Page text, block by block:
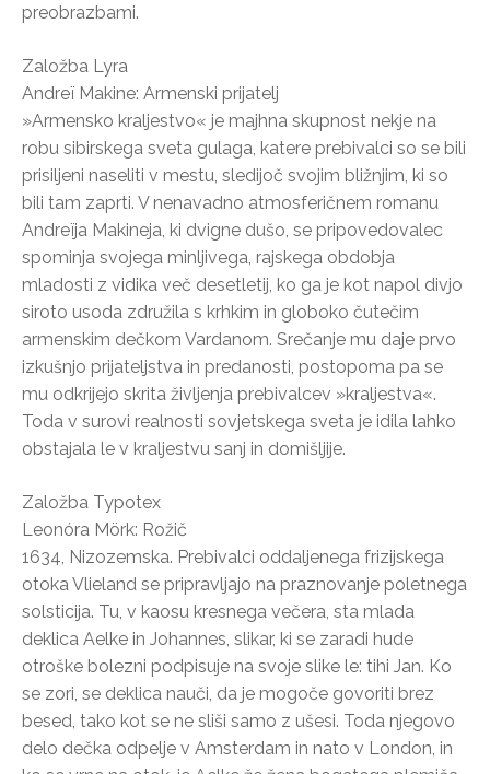
preobrazbami.
Založba Lyra
Andreï Makine: Armenski prijatelj
»Armensko kraljestvo« je majhna skupnost nekje na
robu sibirskega sveta gulaga, katere prebivalci so se bili
prisiljeni naseliti v mestu, sledijoč svojim bližnjim, ki so
bili tam zaprti. V nenavadno atmosferičnem romanu
Andreïja Makineja, ki dvigne dušo, se pripovedovalec
spominja svojega minljivega, rajskega obdobja
mladosti z vidika več desetletij, ko ga je kot napol divjo
siroto usoda združila s krhkim in globoko čutečim
armenskim dečkom Vardanom. Srečanje mu daje prvo
izkušnjo prijateljstva in predanosti, postopoma pa se
mu odkrijejo skrita življenja prebivalcev »kraljestva«.
Toda v surovi realnosti sovjetskega sveta je idila lahko
obstajala le v kraljestvu sanj in domišljije.
Založba Typotex
Leonóra Mörk: Rožič
1634, Nizozemska. Prebivalci oddaljenega frizijskega
otoka Vlieland se pripravljajo na praznovanje poletnega
solsticija. Tu, v kaosu kresnega večera, sta mlada
deklica Aelke in Johannes, slikar, ki se zaradi hude
otroške bolezni podpisuje na svoje slike le: tihi Jan. Ko
se zori, se deklica nauči, da je mogoče govoriti brez
besed, tako kot se ne sliši samo z ušesi. Toda njegovo
delo dečka odpelje v Amsterdam in nato v London, in